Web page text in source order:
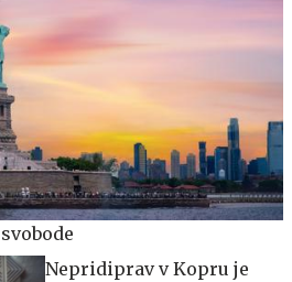
Nepridiprav v Kopru je